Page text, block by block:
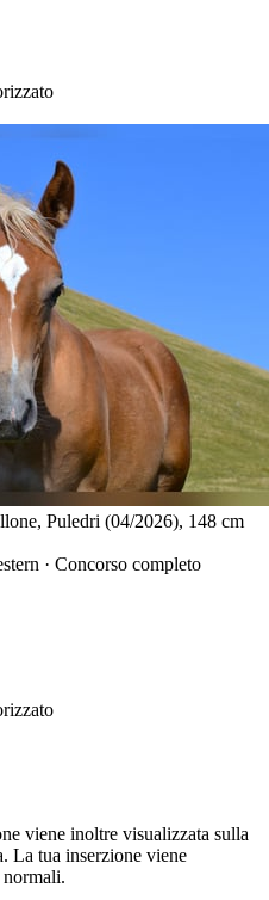
Puledri (04/2026), 148 cm
· Concorso completo
viene inoltre visualizzata sulla
La tua inserzione viene